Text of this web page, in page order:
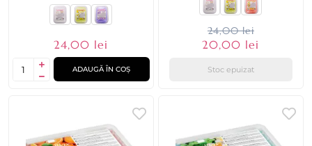
24,00 lei
ADAUGĂ ÎN COȘ
24,00 lei
20,00 lei
Stoc epuizat